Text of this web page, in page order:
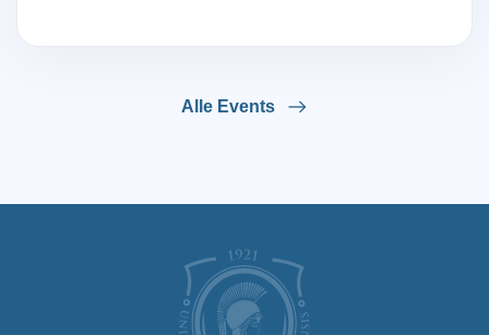
Alle Events